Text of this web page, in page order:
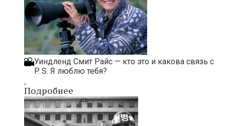
Уиндленд Смит Райс — кто это и какова связь с
P. S. Я люблю тебя?
Подробнее